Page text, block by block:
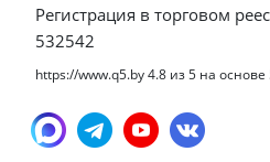
Регистрация в торговом
532542
https://www.q5.by4.8 из5 на основе